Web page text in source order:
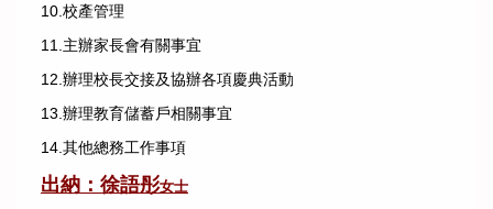
10.校產管理
11.主辦家長會有關事宜
12.辦理校長交接及協辦各項慶典活動
13.辦理教育儲蓄戶相關事宜
14.其他總務工作事項
出納：徐語彤女士